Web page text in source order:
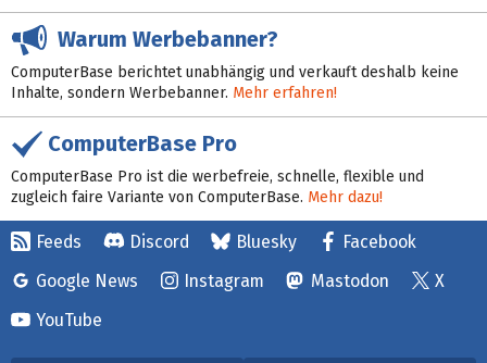
Warum Werbebanner?
ComputerBase berichtet unabhängig und verkauft deshalb keine
Inhalte, sondern Werbebanner. Mehr erfahren!
ComputerBase Pro
ComputerBase Pro ist die werbefreie, schnelle, flexible und
zugleich faire Variante von ComputerBase. Mehr dazu!
Feeds Discord Bluesky
Facebook
Google News
Instagram Mastodon
X
YouTube